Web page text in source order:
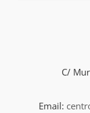
C/
Email: